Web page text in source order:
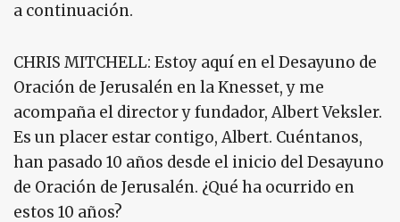
a continuación.
CHRIS MITCHELL: Estoy aquí en el Desayuno de
Oración de Jerusalén en la Knesset, y me
acompaña el director y fundador, Albert Veksler.
Es un placer estar contigo, Albert. Cuéntanos,
han pasado 10 años desde el inicio del Desayuno
de Oración de Jerusalén. ¿Qué ha ocurrido en
estos 10 años?